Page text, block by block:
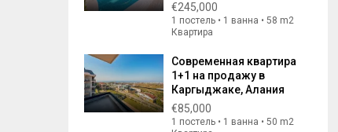
€245,000
1 постель • 1 ванна • 58 m2
Квартира
Современная квартира
1+1 на продажу в
Каргыджаке, Алания
€85,000
1 постель • 1 ванна • 50 m2